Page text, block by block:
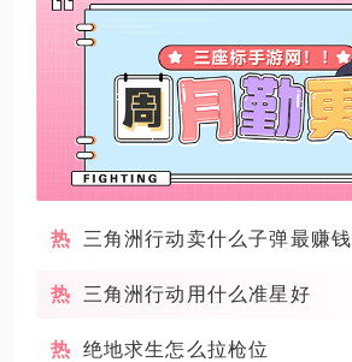
三角洲行动卖什么子弹最赚钱
三角洲行动用什么准星好
绝地求生怎么拉枪位